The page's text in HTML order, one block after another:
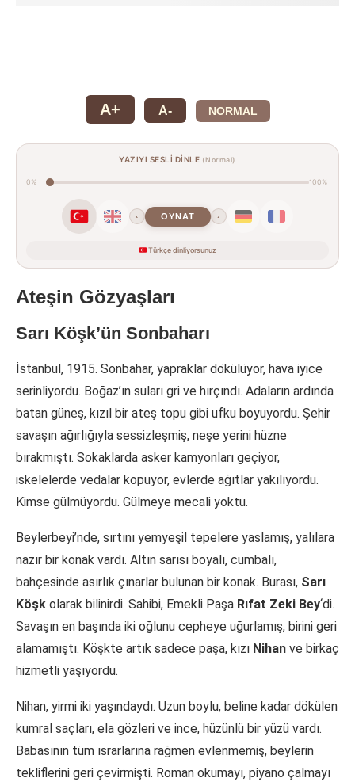
A+ A- NORMAL
YAZIYI SESLİ DİNLE (Normal)
0% 100%
‹ OYNAT ›
Türkçe dinliyorsunuz
Ateşin Gözyaşları
Sarı Köşk’ün Sonbaharı
İstanbul, 1915. Sonbahar, yapraklar dökülüyor, hava iyice
serinliyordu. Boğaz’ın suları gri ve hırçındı. Adaların ardında
batan güneş, kızıl bir ateş topu gibi ufku boyuyordu. Şehir
savaşın ağırlığıyla sessizleşmiş, neşe yerini hüzne
bırakmıştı. Sokaklarda asker kamyonları geçiyor,
iskelelerde vedalar kopuyor, evlerde ağıtlar yakılıyordu.
Kimse gülmüyordu. Gülmeye mecali yoktu.
Beylerbeyi’nde, sırtını yemyeşil tepelere yaslamış, yalılara
nazır bir konak vardı. Altın sarısı boyalı, cumbalı,
bahçesinde asırlık çınarlar bulunan bir konak. Burası, Sarı
Köşk olarak bilinirdi. Sahibi, Emekli Paşa Rıfat Zeki Bey‘di.
Savaşın en başında iki oğlunu cepheye uğurlamış, birini geri
alamamıştı. Köşkte artık sadece paşa, kızı Nihan ve birkaç
hizmetli yaşıyordu.
Nihan, yirmi iki yaşındaydı. Uzun boylu, beline kadar dökülen
kumral saçları, ela gözleri ve ince, hüzünlü bir yüzü vardı.
Babasının tüm ısrarlarına rağmen evlenmemiş, beylerin
tekliflerini geri çevirmişti. Roman okumayı, piyano çalmayı